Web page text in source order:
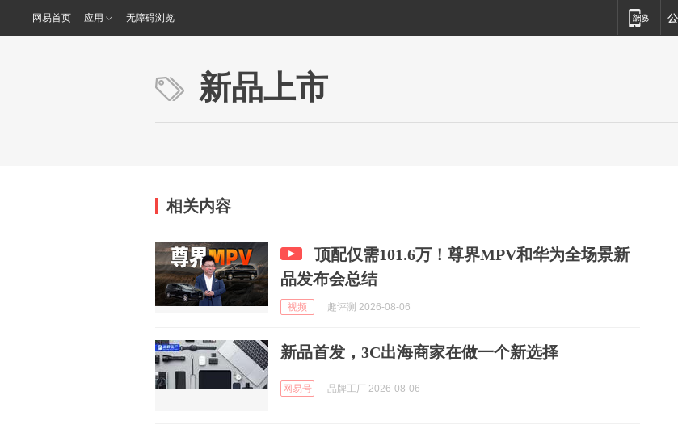
网易首页 应用 无障碍浏览
新品上市
相关内容
顶配仅需101.6万！尊界MPV和华为全场景新
品发布会总结
视频 趣评测 2026-08-06
新品首发，3C出海商家在做一个新选择
网易号 品牌工厂 2026-08-06